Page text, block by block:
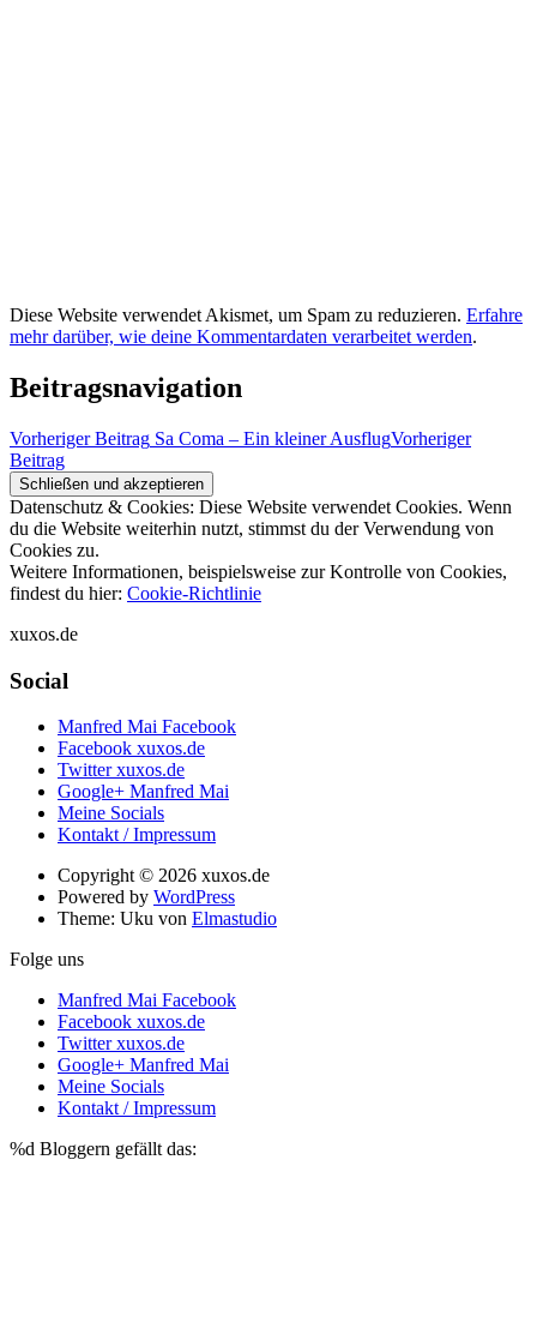
Diese Website verwendet Akismet, um Spam zu reduzieren. Erfahre
mehr darüber, wie deine Kommentardaten verarbeitet werden.
Beitragsnavigation
Vorheriger Beitrag Sa Coma – Ein kleiner AusflugVorheriger
Beitrag
Datenschutz & Cookies: Diese Website verwendet Cookies. Wenn
du die Website weiterhin nutzt, stimmst du der Verwendung von
Cookies zu.
Weitere Informationen, beispielsweise zur Kontrolle von Cookies,
findest du hier: Cookie-Richtlinie
xuxos.de
Social
Manfred Mai Facebook
Facebook xuxos.de
Twitter xuxos.de
Google+ Manfred Mai
Meine Socials
Kontakt / Impressum
Copyright © 2026 xuxos.de
Powered by WordPress
Theme: Uku von Elmastudio
Folge uns
Manfred Mai Facebook
Facebook xuxos.de
Twitter xuxos.de
Google+ Manfred Mai
Meine Socials
Kontakt / Impressum
%d Bloggern gefällt das: